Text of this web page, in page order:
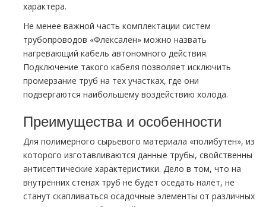
характера.
Не менее важной часть комплектации систем
трубопроводов «Флексален» можно назвать
нагревающий кабель автономного действия.
Подключение такого кабеля позволяет исключить
промерзание труб на тех участках, где они
подвергаются наибольшему воздействию холода.
Преимущества и особенности
Для полимерного сырьевого материала «полибутен», из
которого изготавливаются данные трубы, свойственны
антисептические характеристики. Дело в том, что на
внутренних стенах труб не будет оседать налёт, не
станут скапливаться осадочные элементы от различных